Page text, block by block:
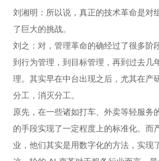
刘湘明：所以说，真正的技术革命是对
了巨大的挑战。
刘之：对，管理革命的确经过了很多阶
到行为管理，到目标管理，再到过去几
理。其实早在中台出现之后，尤其在产
分工，消灭分工。
原先，在一些诸如打车、外卖等轻服务
的手段实现了一定程度上的标准化。而
业，他们其实是用数字化的方法，实现